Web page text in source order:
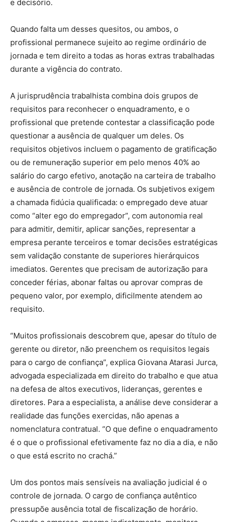
e decisório.
Quando falta um desses quesitos, ou ambos, o
profissional permanece sujeito ao regime ordinário de
jornada e tem direito a todas as horas extras trabalhadas
durante a vigência do contrato.
A jurisprudência trabalhista combina dois grupos de
requisitos para reconhecer o enquadramento, e o
profissional que pretende contestar a classificação pode
questionar a ausência de qualquer um deles. Os
requisitos objetivos incluem o pagamento de gratificação
ou de remuneração superior em pelo menos 40% ao
salário do cargo efetivo, anotação na carteira de trabalho
e ausência de controle de jornada. Os subjetivos exigem
a chamada fidúcia qualificada: o empregado deve atuar
como “alter ego do empregador”, com autonomia real
para admitir, demitir, aplicar sanções, representar a
empresa perante terceiros e tomar decisões estratégicas
sem validação constante de superiores hierárquicos
imediatos. Gerentes que precisam de autorização para
conceder férias, abonar faltas ou aprovar compras de
pequeno valor, por exemplo, dificilmente atendem ao
requisito.
“Muitos profissionais descobrem que, apesar do título de
gerente ou diretor, não preenchem os requisitos legais
para o cargo de confiança”, explica Giovana Atarasi Jurca,
advogada especializada em direito do trabalho e que atua
na defesa de altos executivos, lideranças, gerentes e
diretores. Para a especialista, a análise deve considerar a
realidade das funções exercidas, não apenas a
nomenclatura contratual. “O que define o enquadramento
é o que o profissional efetivamente faz no dia a dia, e não
o que está escrito no crachá.”
Um dos pontos mais sensíveis na avaliação judicial é o
controle de jornada. O cargo de confiança autêntico
pressupõe ausência total de fiscalização de horário.